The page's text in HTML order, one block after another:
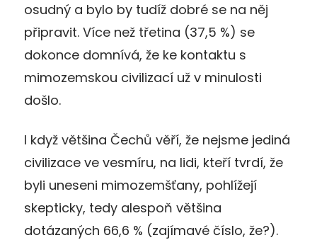
osudný a bylo by tudíž dobré se na něj
připravit. Více než třetina (37,5 %) se
dokonce domnívá, že ke kontaktu s
mimozemskou civilizací už v minulosti
došlo.
I když většina Čechů věří, že nejsme jediná
civilizace ve vesmíru, na lidi, kteří tvrdí, že
byli uneseni mimozemšťany, pohlížejí
skepticky, tedy alespoň většina
dotázaných 66,6 % (zajímavé číslo, že?).